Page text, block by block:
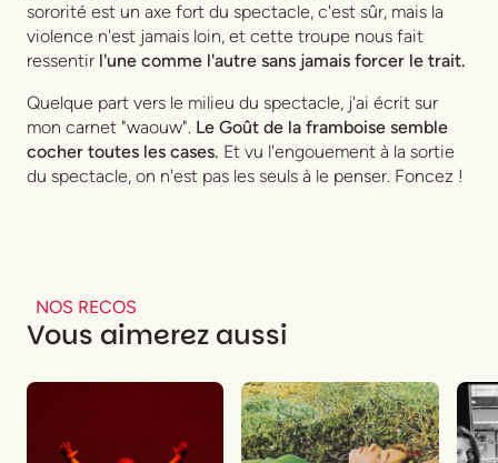
sororité est un axe fort du spectacle, c'est sûr, mais la
violence n'est jamais loin, et cette troupe nous fait
ressentir l'une comme l'autre sans jamais forcer le trait.
Quelque part vers le milieu du spectacle, j'ai écrit sur
mon carnet "waouw". Le Goût de la framboise semble
cocher toutes les cases. Et vu l'engouement à la sortie
du spectacle, on n'est pas les seuls à le penser. Foncez !
NOS RECOS
Vous aimerez aussi